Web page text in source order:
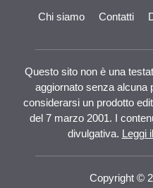
Chi siamo Contatti
Questo sito non è una
aggiornato senza alcuna
considerarsi un prodotto
del 7 marzo 2001. I
divulgativa. Leggi
Copyright ©